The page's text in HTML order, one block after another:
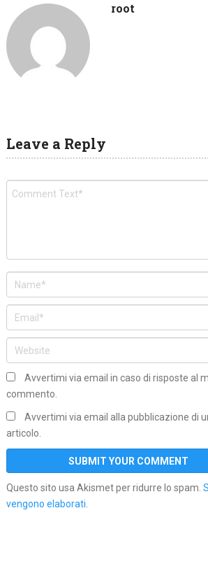
root
Leave a Reply
Avvertimi via email in caso di risposte al
commento.
Avvertimi via email alla pubblicazione di
articolo.
Questo sito usa Akismet per ridurre lo spam.
vengono elaborati.